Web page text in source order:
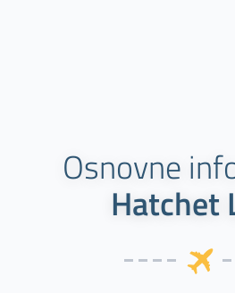
Osnovne
Hatchet